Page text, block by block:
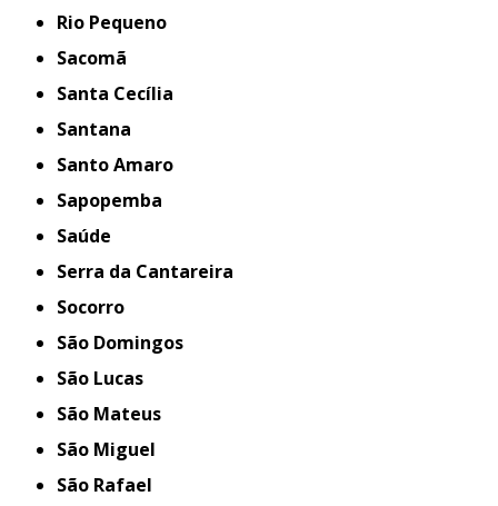
Rio Pequeno
Sacomã
Santa Cecília
Santana
Santo Amaro
Sapopemba
Saúde
Serra da Cantareira
Socorro
São Domingos
São Lucas
São Mateus
São Miguel
São Rafael